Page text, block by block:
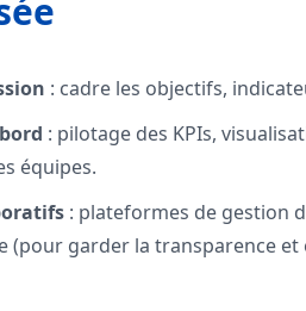
: cadre les objectifs,
: pilotage des KPIs,
équipes.
: plateformes de gestion
(pour garder la transparence